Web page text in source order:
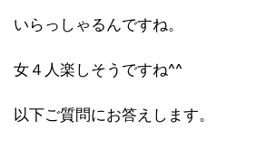
いらっしゃるんですね。
女４人楽しそうですね^^
以下ご質問にお答えします。